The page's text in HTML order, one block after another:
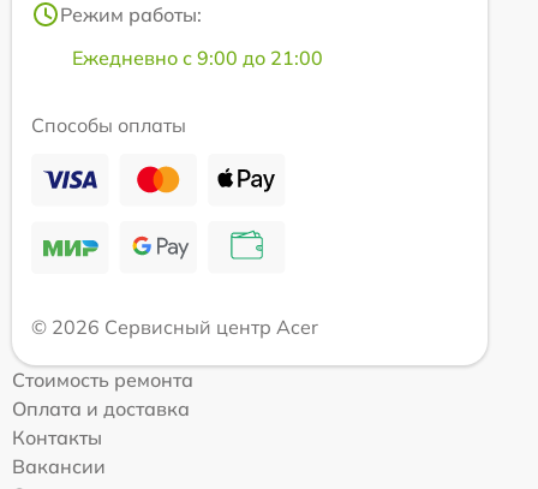
Режим работы:
Ежедневно с 9:00 до 21:00
Способы оплаты
© 2026 Сервисный центр Acer
Стоимость ремонта
Оплата и доставка
Контакты
Вакансии